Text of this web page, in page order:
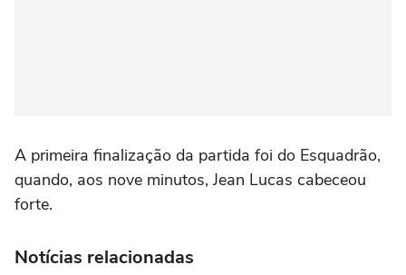
A primeira finalização da partida foi do Esquadrão,
quando, aos nove minutos, Jean Lucas cabeceou
forte.
Notícias relacionadas